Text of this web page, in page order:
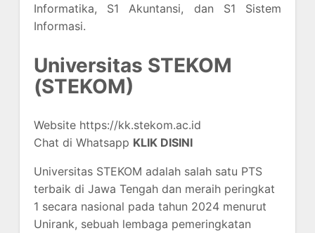
Informatika, S1 Akuntansi, dan S1 Sistem
Informasi.
Universitas STEKOM
(STEKOM)
Website https://kk.stekom.ac.id
Chat di Whatsapp KLIK DISINI
Universitas STEKOM adalah salah satu PTS
terbaik di Jawa Tengah dan meraih peringkat
1 secara nasional pada tahun 2024 menurut
Unirank, sebuah lembaga pemeringkatan